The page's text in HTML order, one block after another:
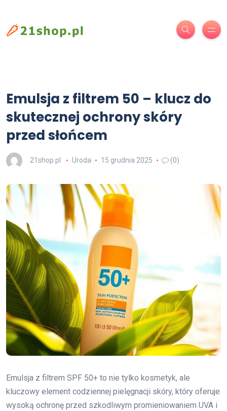
Emulsja z filtrem 50 – klucz do
skutecznej ochrony skóry
przed słońcem
21shop.pl Uroda 15 grudnia 2025 (0)
Emulsja z filtrem SPF 50+ to nie tylko kosmetyk, ale
kluczowy element codziennej pielęgnacji skóry, który oferuje
wysoką ochronę przed szkodliwym promieniowaniem UVA i